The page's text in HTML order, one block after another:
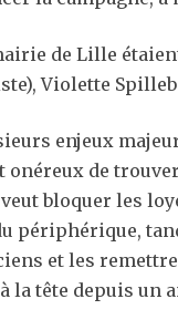
de Lille
Violette
enjeux
de
bloquer les
périphérique,
et les
la tête depuis un